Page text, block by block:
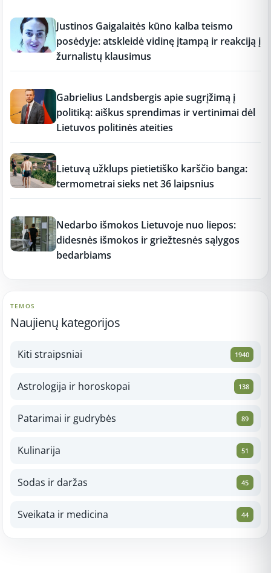
Justinos Gaigalaitės kūno kalba teismo
posėdyje: atskleidė vidinę įtampą ir reakciją į
žurnalistų klausimus
Gabrielius Landsbergis apie sugrįžimą į
politiką: aiškus sprendimas ir vertinimai dėl
Lietuvos politinės ateities
Lietuvą užklups pietietiško karščio banga:
termometrai sieks net 36 laipsnius
Nedarbo išmokos Lietuvoje nuo liepos:
didesnės išmokos ir griežtesnės sąlygos
bedarbiams
TEMOS
Naujienų kategorijos
Kiti straipsniai 1940
Astrologija ir horoskopai 138
Patarimai ir gudrybės 89
Kulinarija 51
Sodas ir daržas 45
Sveikata ir medicina 44